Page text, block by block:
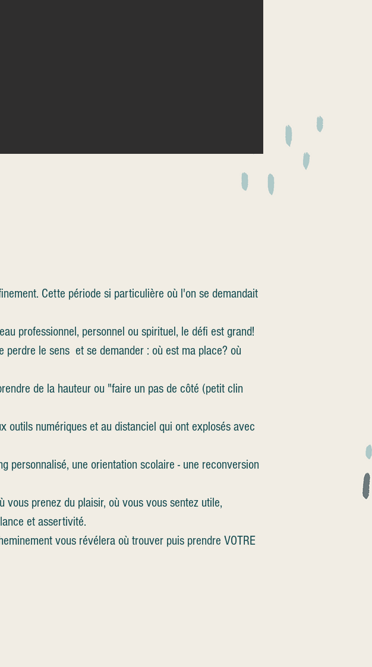
Cette période si particulière où l'on se demandait
professionnel, personnel ou spirituel, le défi est grand!
perdre le sens et se demander : où est ma place? où
de la hauteur ou "faire un pas de côté (petit clin
outils numériques et au distanciel qui ont explosés avec
personnalisé, une orientation scolaire - une reconversion
prenez du plaisir, où vous vous sentez utile,
et assertivité.
vous révélera où trouver puis prendre VOTRE